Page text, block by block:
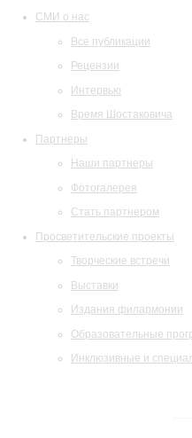
СМИ о нас
Все публикации
Рецензии
Интервью
Время Шостаковича
Партнеры
Наши партнеры
Фотогалерея
Стать партнером
Просветительские проекты
Творческие встречи
Выставки
Издания филармонии
Образовательные
Инклюзивные и